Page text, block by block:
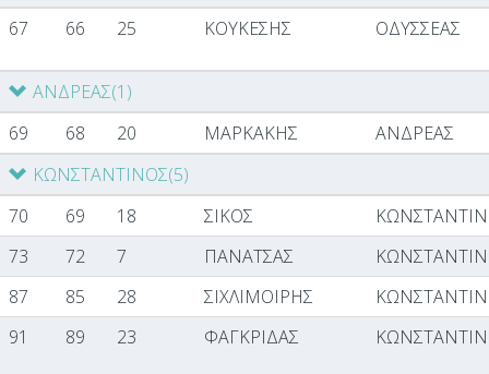
67
66 25 ΚΟΥΚΕΣΗΣ ΟΔΥΣΣΕΑΣ
ΑΝΔΡΕΑΣ(1)
69
68 20 ΜΑΡΚΑΚΗΣ
ΑΝΔΡΕΑΣ
ΚΩΝΣΤΑΝΤΙΝΟΣ(5)
70
69 18 ΣΙΚΟΣ
73
72 7 ΠΑΝΑΤΣΑΣ
87
85 28 ΣΙΧΛΙΜΟΙΡΗΣ
91
89 23 ΦΑΓΚΡΙΔΑΣ